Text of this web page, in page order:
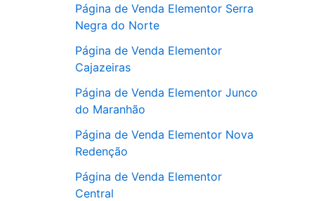
Página de Venda Elementor Serra
Negra do Norte
Página de Venda Elementor
Cajazeiras
Página de Venda Elementor Junco
do Maranhão
Página de Venda Elementor Nova
Redenção
Página de Venda Elementor
Central